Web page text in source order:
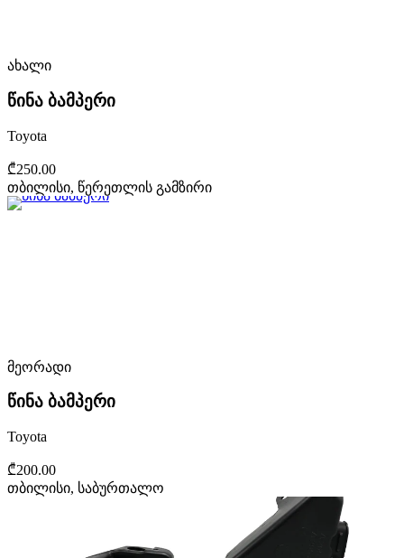
ახალი
წინა ბამპერი
Toyota
₾250.00
თბილისი, წერეთლის გამზირი
მეორადი
წინა ბამპერი
Toyota
₾200.00
თბილისი, საბურთალო